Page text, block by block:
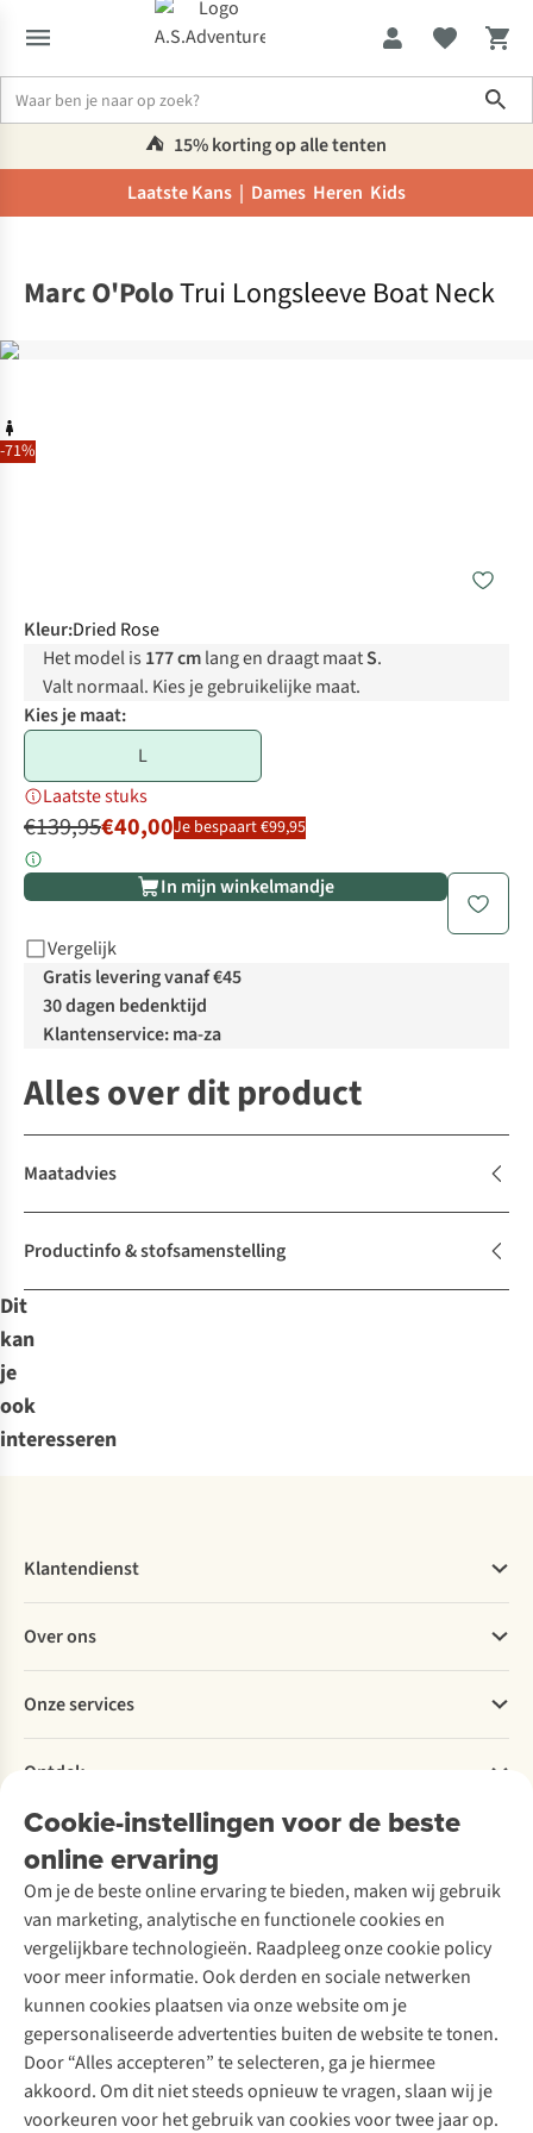
⛺️ 15% korting op alle tenten
Laatste Kans | Dames Heren Kids
-71%
Marc O'PoloTrui Longsleeve Boat Neck
Kleur:Dried Rose
Het model is 177 cmlang en draagt maatS.
Valt normaal. Kies je gebruikelijke maat.
Kies je maat:
L
Laatste stuks
€139,95€40,00Je bespaart €99,95
In mijn winkelmandje
Vergelijk
Gratis levering vanaf €45
30 dagen bedenktijd
Klantenservice: ma-za
Alles over dit product
Maatadvies
Productinfo & stofsamenstelling
Dit
kan
je
ook
interesseren
Cookie-instellingen voor de beste
online ervaring
Om je de beste online ervaring te bieden, maken wij gebruik
van marketing, analytische en functionele cookies en
vergelijkbare technologieën. Raadpleeg onze cookie policy
voor meer informatie. Ook derden en sociale netwerken
kunnen cookies plaatsen via onze website om je
gepersonaliseerde advertenties buiten de website te tonen.
Door “Alles accepteren” te selecteren, ga je hiermee
akkoord. Om dit niet steeds opnieuw te vragen, slaan wij je
voorkeuren voor het gebruik van cookies voor twee jaar op.
Klantendienst
Bestellen
Betalen
Levering
Retourneren
Bestelling herroepen
Garantie
Contact
Over ons
Explore More
Verantwoord ondernemen
Over Ayacucho
Onze winkels
Over A.S.Adventure
Toegankelijkheidsverklaring
Onze services
Ski-onderhoud
Wasservice
Schoenonderhoud
Schoenherstelling
Kledingherstelling
Retouches
Voor bedrijven
Ontdek
A.S.Magazine
Podcast
Explore Academy
Explore Camp
Gear Check
Inspiratie & advies
Meld je aan voor de nieuwsbrief
Follow us